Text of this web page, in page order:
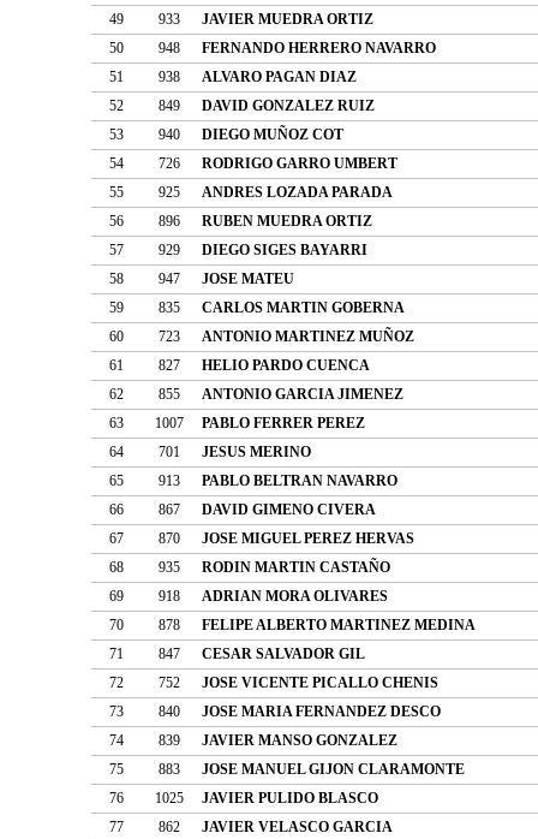
49
933
JAVIER MUEDRA ORTIZ
50
948
FERNANDO HERRERO NAVARRO
51
938
ALVARO PAGAN DIAZ
52
849
DAVID GONZALEZ RUIZ
53
940
DIEGO MUÑOZ COT
54
726
RODRIGO GARRO UMBERT
55
925
ANDRES LOZADA PARADA
56
896
RUBEN MUEDRA ORTIZ
57
929
DIEGO SIGES BAYARRI
58
947
JOSE MATEU
59
835
CARLOS MARTIN GOBERNA
60
723
ANTONIO MARTINEZ MUÑOZ
61
827
HELIO PARDO CUENCA
62
855
ANTONIO GARCIA JIMENEZ
63
1007
PABLO FERRER PEREZ
64
701
JESUS MERINO
65
913
PABLO BELTRAN NAVARRO
66
867
DAVID GIMENO CIVERA
67
870
JOSE MIGUEL PEREZ HERVAS
68
935
RODIN MARTIN CASTAÑO
69
918
ADRIAN MORA OLIVARES
70
878
FELIPE ALBERTO MARTINEZ MEDINA
71
847
CESAR SALVADOR GIL
72
752
JOSE VICENTE PICALLO CHENIS
73
840
JOSE MARIA FERNANDEZ DESCO
74
839
JAVIER MANSO GONZALEZ
75
883
JOSE MANUEL GIJON CLARAMONTE
76
1025
JAVIER PULIDO BLASCO
77
862
JAVIER VELASCO GARCIA